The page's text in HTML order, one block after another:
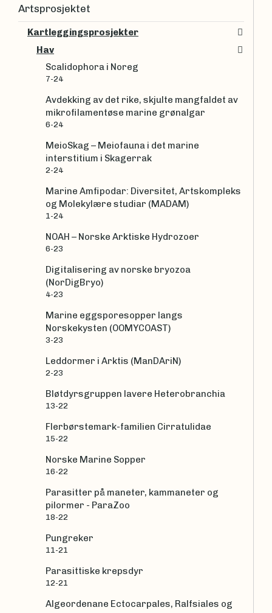
Artsprosjektet
Kartleggingsprosjekter
Hav
Scalidophora i Noreg
7-24
Avdekking av det rike, skjulte mangfaldet av
mikrofilamentøse marine grønalgar
6-24
MeioSkag – Meiofauna i det marine
interstitium i Skagerrak
2-24
Marine Amfipodar: Diversitet, Artskompleks
og Molekylære studiar (MADAM)
1-24
NOAH – Norske Arktiske Hydrozoer
6-23
Digitalisering av norske bryozoa
(NorDigBryo)
4-23
Marine eggsporesopper langs
Norskekysten (OOMYCOAST)
3-23
Leddormer i Arktis (ManDAriN)
2-23
Bløtdyrsgruppen lavere Heterobranchia
13-22
Flerbørstemark-familien Cirratulidae
15-22
Norske Marine Sopper
16-22
Parasitter på maneter, kammaneter og
pilormer - ParaZoo
18-22
Pungreker
11-21
Parasittiske krepsdyr
12-21
Algeordenane Ectocarpales, Ralfsiales og